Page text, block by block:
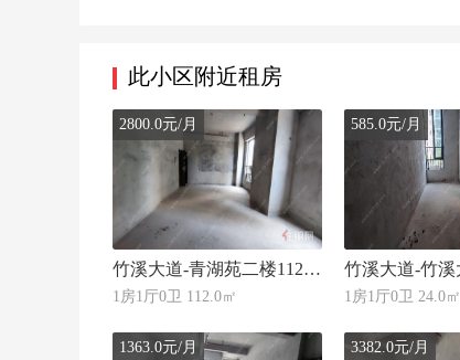
此小区附近租房
2800.0元/月
竹溪大道-青湖苑二楼112㎡办公楼出租 地铁 3 号线通勤无忧多业态经营
1房1厅0卫 112.0㎡
585.0元/月
1房1厅0卫 24.0㎡
1363.0元/月 3382.0元/月